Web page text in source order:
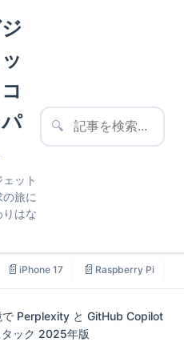
ェット
の旅に
りはな
🔍
📄 iPhone 17 📄 Raspberry Pi
で Perplexity と GitHub Copilot
ック 2025年版